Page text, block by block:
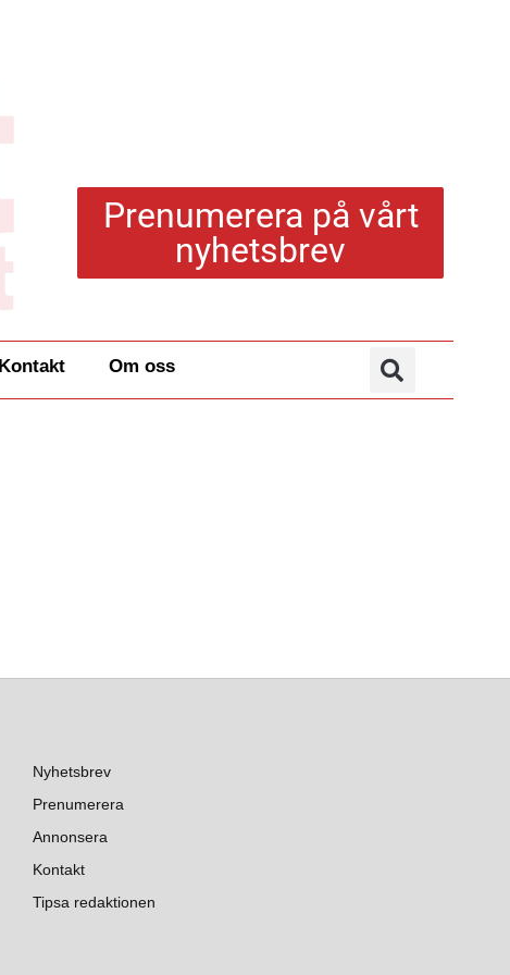
Prenumerera på vårt
nyhetsbrev
Kontakt Om oss
Nyhetsbrev
Prenumerera
Annonsera
Kontakt
Tipsa redaktionen